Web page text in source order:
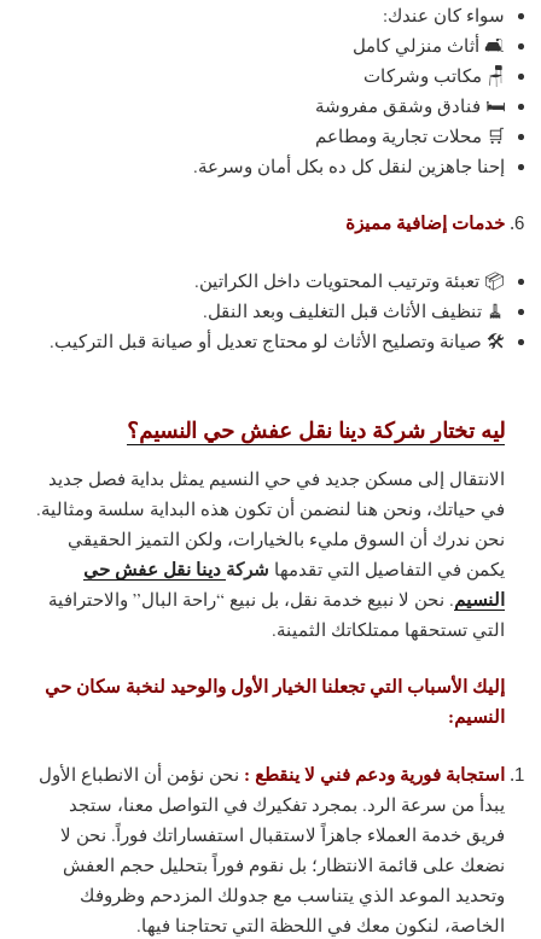
سواء كان عندك:
🛋️ أثاث منزلي كامل
🪑 مكاتب وشركات
🛏️ فنادق وشقق مفروشة
🛒 محلات تجارية ومطاعم
إحنا جاهزين لنقل كل ده بكل أمان وسرعة.
خدمات إضافية مميزة
📦 تعبئة وترتيب المحتويات داخل الكراتين.
🧹 تنظيف الأثاث قبل التغليف وبعد النقل.
🛠️ صيانة وتصليح الأثاث لو محتاج تعديل أو صيانة قبل التركيب.
ليه تختار شركة دينا نقل عفش حي النسيم؟
الانتقال إلى مسكن جديد في حي النسيم يمثل بداية فصل جديد
في حياتك، ونحن هنا لنضمن أن تكون هذه البداية سلسة ومثالية.
نحن ندرك أن السوق مليء بالخيارات، ولكن التميز الحقيقي
يكمن في التفاصيل التي تقدمها شركة دينا نقل عفش حي
النسيم. نحن لا نبيع خدمة نقل، بل نبيع “راحة البال” والاحترافية
التي تستحقها ممتلكاتك الثمينة.
إليك الأسباب التي تجعلنا الخيار الأول والوحيد لنخبة سكان حي
النسيم:
استجابة فورية ودعم فني لا ينقطع : نحن نؤمن أن الانطباع الأول
يبدأ من سرعة الرد. بمجرد تفكيرك في التواصل معنا، ستجد
فريق خدمة العملاء جاهزاً لاستقبال استفساراتك فوراً. نحن لا
نضعك على قائمة الانتظار؛ بل نقوم فوراً بتحليل حجم العفش
وتحديد الموعد الذي يتناسب مع جدولك المزدحم وظروفك
الخاصة، لنكون معك في اللحظة التي تحتاجنا فيها.